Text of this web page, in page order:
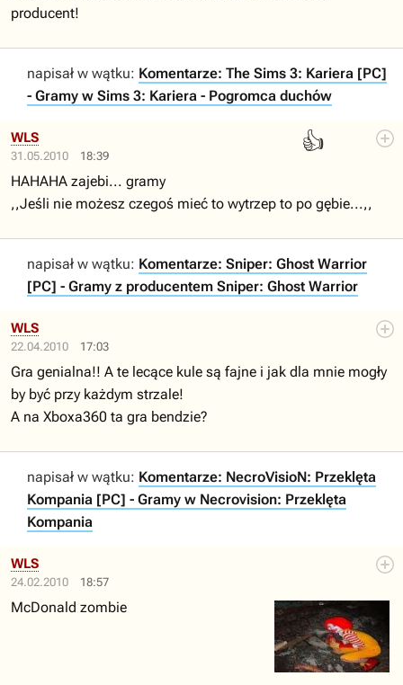
producent!
napisał w wątku: Komentarze: The Sims 3: Kariera [PC]
- Gramy w Sims 3: Kariera - Pogromca duchów
31.05.2010 18:39
👍
WLS
HAHAHA zajebi... gramy
,,Jeśli nie możesz czegoś mieć to wytrzep to po gębie...,,
napisał w wątku: Komentarze: Sniper: Ghost Warrior
[PC] - Gramy z producentem Sniper: Ghost Warrior
22.04.2010 17:03
WLS
Gra genialna!! A te lecące kule są fajne i jak dla mnie mogły
by być przy każdym strzale!
A na Xboxa360 ta gra bendzie?
napisał w wątku: Komentarze: NecroVisioN: Przeklęta
Kompania [PC] - Gramy w Necrovision: Przeklęta
Kompania
24.02.2010 18:57
WLS
McDonald zombie